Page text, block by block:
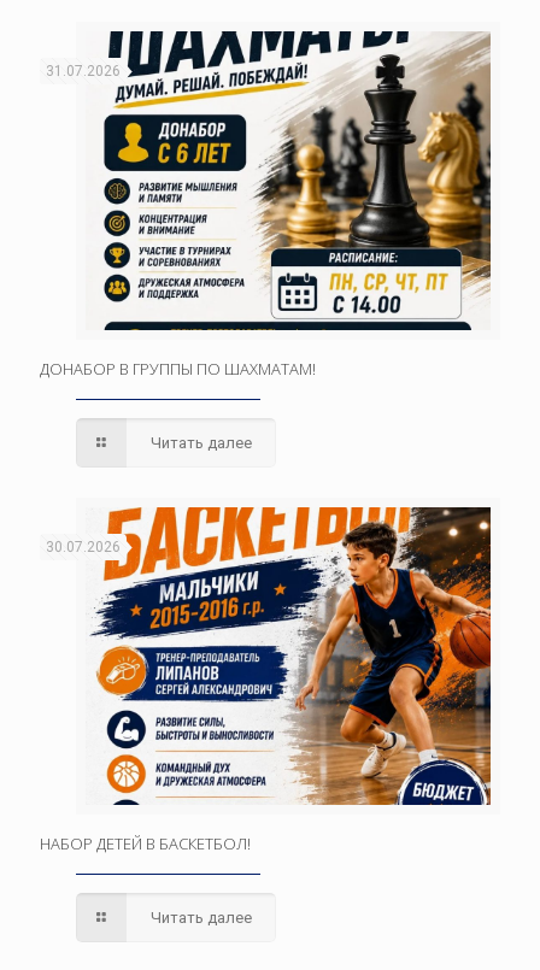
31.07.2026
ДОНАБОР В ГРУППЫ ПО ШАХМАТАМ!
Читать далее
30.07.2026
НАБОР ДЕТЕЙ В БАСКЕТБОЛ!
Читать далее